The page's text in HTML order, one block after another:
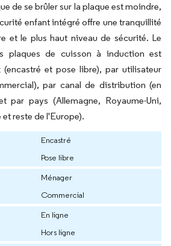
de se brûler sur la plaque est moindre,
enfant intégré offre une tranquillité
et le plus haut niveau de sécurité. Le
plaques de cuisson à induction est
et pose libre), par utilisateur
par canal de distribution (en
par pays (Allemagne, Royaume-Uni,
reste de l'Europe).
Encastré
Pose libre
Ménager
Commercial
En ligne
Hors ligne